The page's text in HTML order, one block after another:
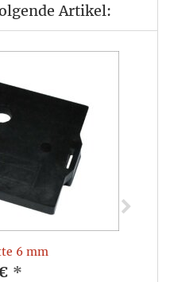
Artikel:
6 mm
*